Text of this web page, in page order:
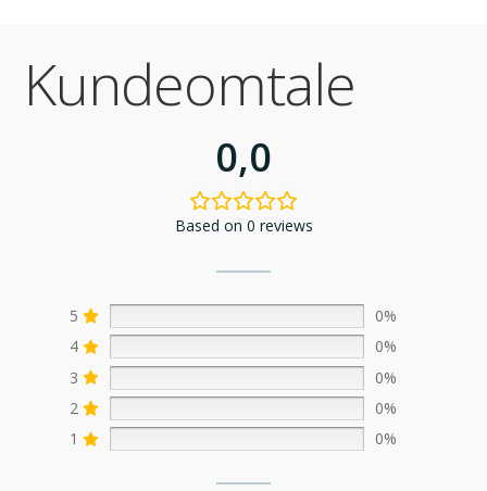
Kundeomtale
0,0
Based on 0 reviews
5
0%
4
0%
3
0%
2
0%
1
0%